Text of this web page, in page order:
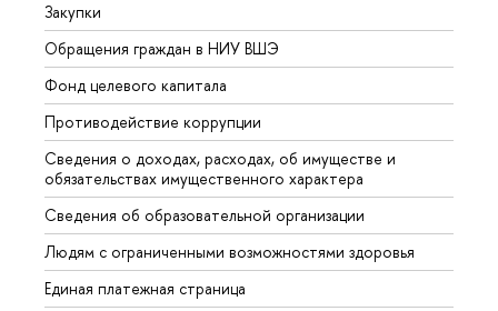
Закупки
Обращения граждан в НИУ ВШЭ
Фонд целевого капитала
Противодействие коррупции
Сведения о доходах, расходах, об имуществе и
обязательствах имущественного характера
Сведения об образовательной организации
Людям с ограниченными возможностями здоровья
Единая платежная страница